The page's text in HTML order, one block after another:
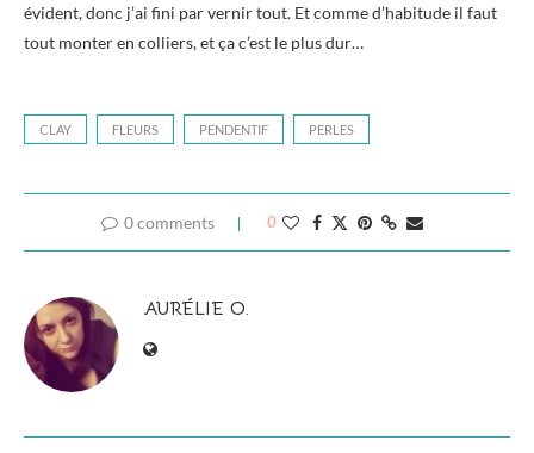
évident, donc j’ai fini par vernir tout. Et comme d’habitude il faut
tout monter en colliers, et ça c’est le plus dur…
CLAY FLEURS PENDENTIF PERLES
0 comments 0
AURÉLIE O.